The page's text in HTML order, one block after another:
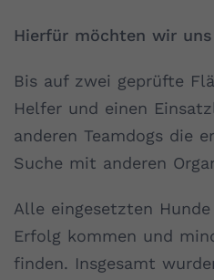
Hierfür möchten wir
Bis auf zwei geprüfte
Helfer und einen
anderen Teamdogs die
Suche mit anderen
Alle eingesetzten
Erfolg kommen und
finden. Insgesamt